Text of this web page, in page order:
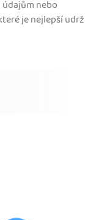
nebo
je nejlepší